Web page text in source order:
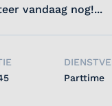
vandaag nog!...
Parttime